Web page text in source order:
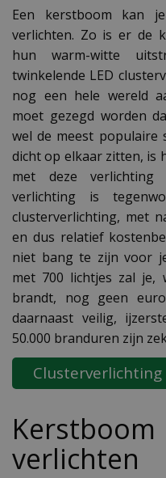
Een kerstboom kan
verlichten. Zo is er de
hun warm-witte
twinkelende LED
nog een hele wereld
moet gezegd worden
wel de meest populaire
dicht op elkaar zitten, is
met deze verlichting
verlichting is
clusterverlichting, met
en dus relatief
niet bang te zijn voor
met 700 lichtjes zal je,
brandt, nog geen
daarnaast veilig,
50.000 branduren zijn
Clusterverlichting
verlichten